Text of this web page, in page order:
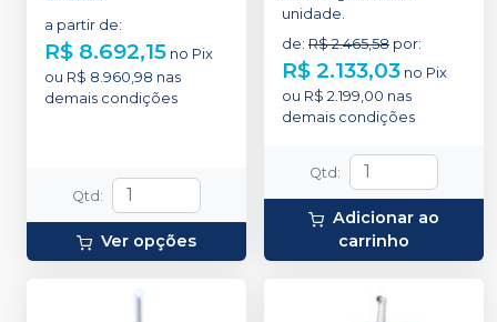
a partir de:
R$ 8.692,15 no Pix
ou R$ 8.960,98 nas
demais condições
Qtd :
Ver opções
unidade.
de: R$ 2.465,58 por:
R$ 2.133,03 no Pix
ou R$ 2.199,00 nas
demais condições
Qtd :
Adicionar ao
carrinho